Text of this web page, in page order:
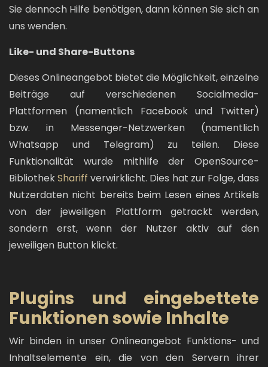
Sie dennoch Hilfe benötigen, dann können Sie sich an
uns wenden.
Like- und Share-Buttons
Dieses Onlineangebot bietet die Möglichkeit, einzelne
Beiträge auf verschiedenen Socialmedia-
Plattformen (namentlich Facebook und Twitter)
bzw. in Messenger-Netzwerken (namentlich
Whatsapp und Telegram) zu teilen. Diese
Funktionalität wurde mithilfe der OpenSource-
BibliothekShariff verwirklicht. Dies hat zur Folge, dass
Nutzerdaten nicht bereits beim Lesen eines Artikels
von der jeweiligen Plattform getrackt werden,
sondern erst, wenn der Nutzer aktiv auf den
jeweiligen Button klickt.
Plugins und eingebettete
Funktionen sowie Inhalte
Wir binden in unser Onlineangebot Funktions- und
Inhaltselemente ein, die von den Servern ihrer